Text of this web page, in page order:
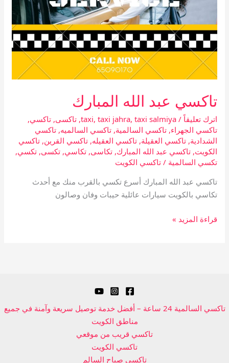
تاكسي عبد الله المبارك
اترك تعليقاً /
taxi, taxi jahra, taxi salmiya
,تاكسى,تاكسي,
تاكسي الجهراء,تاكسي السالمية,تاكسي السالميه,تاكسي
الشدادية,تاكسي العقيلة,تاكسي العقيله,تاكسي القرين,تاكسي
الكويت,تاكسي عبد الله المبارك,تكاسى,تكاسي,تكسى,تكسي,
تكسي السالمية /تاكسي الكويت
تاكسي عبد الله المبارك أسرع تكسي بالقرب منك مع أحدث
تكاسي بالكويت سيارات عائلية حيبات وفان وصالون
قراءة المزيد »
تاكسي السالمية 24 ساعة – أفضل خدمة توصيل سريعة وآمنة في جميع
مناطق الكويت
تاكسي قريب من موقعي
تاكسي الكويت
تاكسي صباح السالم